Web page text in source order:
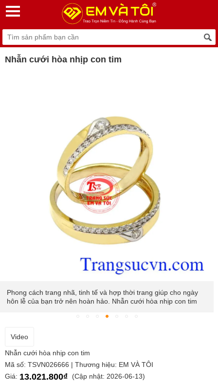
Nhẫn cưới hòa nhịp con tim
Phong cách trang nhã, tinh tế và hợp thời trang giúp cho ngày
hôn lễ của bạn trở nên hoàn hảo. Nhẫn cưới hòa nhịp con tim
Video
Nhẫn cưới hòa nhịp con tim
Mã số: TSVN026666 | Thương hiệu: EM VÀ TÔI
Giá: 13.021.800₫
(Cập nhật: 2026-06-13)